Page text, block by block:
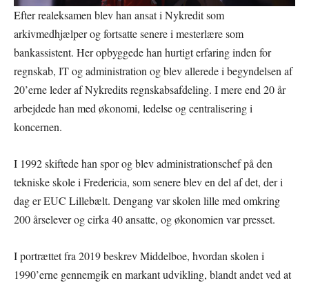
Efter realeksamen blev han ansat i Nykredit som
arkivmedhjælper og fortsatte senere i mesterlære som
bankassistent. Her opbyggede han hurtigt erfaring inden for
regnskab, IT og administration og blev allerede i begyndelsen af
20’erne leder af Nykredits regnskabsafdeling. I mere end 20 år
arbejdede han med økonomi, ledelse og centralisering i
koncernen.
I 1992 skiftede han spor og blev administrationschef på den
tekniske skole i Fredericia, som senere blev en del af det, der i
dag er EUC Lillebælt. Dengang var skolen lille med omkring
200 årselever og cirka 40 ansatte, og økonomien var presset.
I portrættet fra 2019 beskrev Middelboe, hvordan skolen i
1990’erne gennemgik en markant udvikling, blandt andet ved at